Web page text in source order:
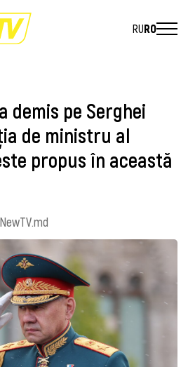
RURO
demis pe Serghei
de ministru al
propus în această
NewTV.md